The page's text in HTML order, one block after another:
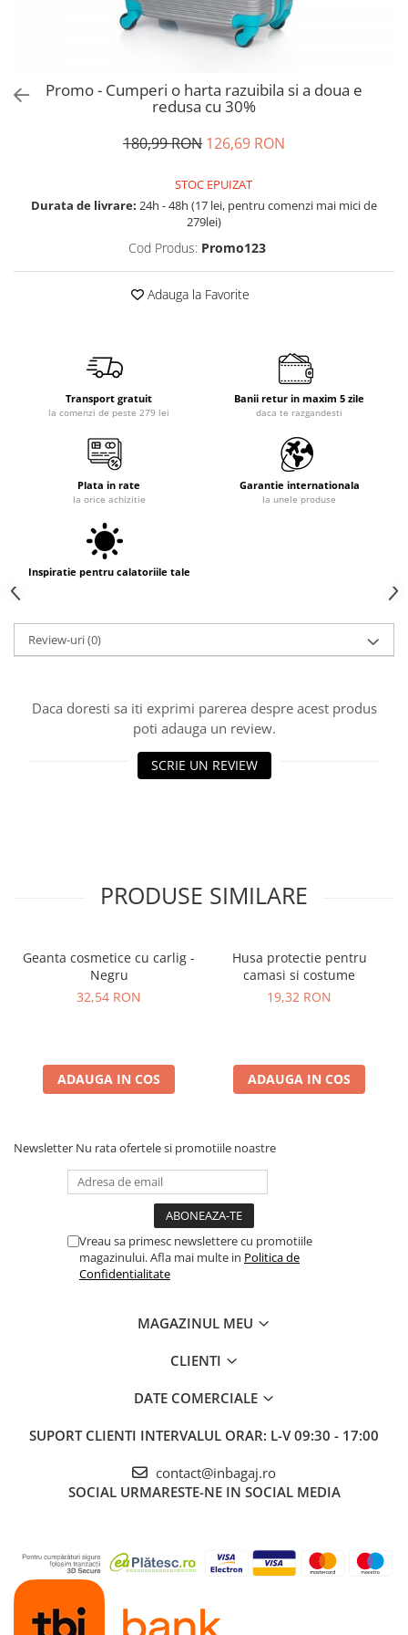
BorsetePromo - Cumperi o harta razuibila si a doua e
redusa cu 30%
180,99 RON 126,69 RON
STOC EPUIZAT
Durata de livrare: 24h - 48h (17 lei, pentru comenzi mai mici de
279lei)
Cod Produs: Promo123
Adauga la Favorite
Transport gratuit
la comenzi de peste 279 lei
Banii retur in maxim 5 zile
daca te razgandesti
Plata in rate
la orice achizitie
Garantie internationala
la unele produse
Inspiratie pentru calatoriile tale
Review-uri(0)
Daca doresti sa iti exprimi parerea despre acest produs
poti adauga un review.
SCRIE UN REVIEW
PRODUSE SIMILARE
Geanta cosmetice cu carlig -
Negru
32,54 RON
ADAUGA IN COS
Husa protectie pentru
camasi si costume
19,32 RON
ADAUGA IN COS
Newsletter Nu rata ofertele si promotiile noastre
Vreau sa primesc newslettere cu promotiile
magazinului. Afla mai multe in Politica de
Confidentialitate
MAGAZINUL MEU
CLIENTI
DATE COMERCIALE
SUPORT CLIENTI INTERVALUL ORAR: L-V 09:30 - 17:00
contact@inbagaj.ro
SOCIAL URMARESTE-NE IN SOCIAL MEDIA